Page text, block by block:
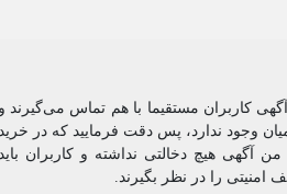
کاربران مستقیما با هم تماس می‌گیرند و
وجود ندارد، پس دقت فرمایید که در خرید
هیچ دخالتی نداشته و کاربران باید
را در نظر بگیرند.